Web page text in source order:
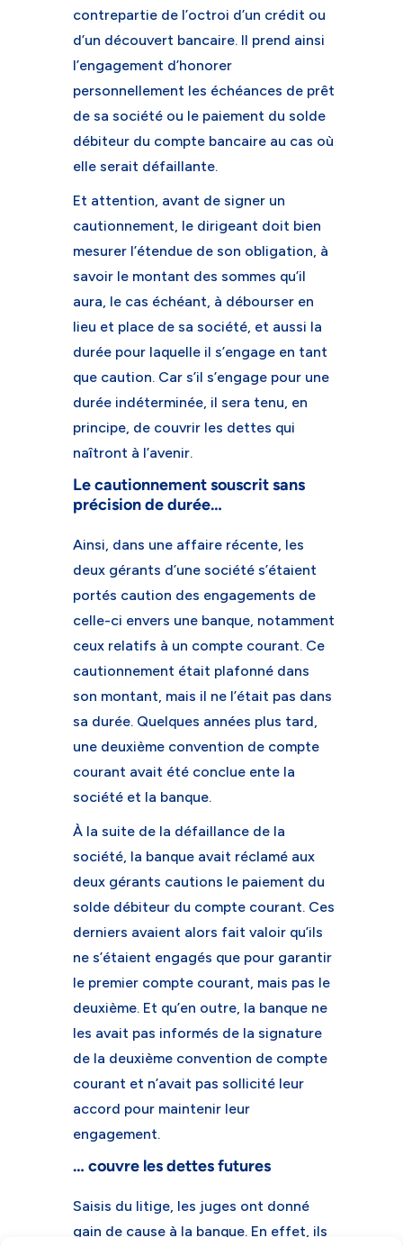
contrepartie de l’octroi d’un crédit ou
d’un découvert bancaire. Il prend ainsi
l’engagement d’honorer
personnellement les échéances de prêt
de sa société ou le paiement du solde
débiteur du compte bancaire au cas où
elle serait défaillante.
Et attention, avant de signer un
cautionnement, le dirigeant doit bien
mesurer l’étendue de son obligation, à
savoir le montant des sommes qu’il
aura, le cas échéant, à débourser en
lieu et place de sa société, et aussi la
durée pour laquelle il s’engage en tant
que caution. Car s’il s’engage pour une
durée indéterminée, il sera tenu, en
principe, de couvrir les dettes qui
naîtront à l’avenir.
Le cautionnement souscrit sans
précision de durée…
Ainsi, dans une affaire récente, les
deux gérants d’une société s’étaient
portés caution des engagements de
celle-ci envers une banque, notamment
ceux relatifs à un compte courant. Ce
cautionnement était plafonné dans
son montant, mais il ne l’était pas dans
sa durée. Quelques années plus tard,
une deuxième convention de compte
courant avait été conclue ente la
société et la banque.
À la suite de la défaillance de la
société, la banque avait réclamé aux
deux gérants cautions le paiement du
solde débiteur du compte courant. Ces
derniers avaient alors fait valoir qu’ils
ne s’étaient engagés que pour garantir
le premier compte courant, mais pas le
deuxième. Et qu’en outre, la banque ne
les avait pas informés de la signature
de la deuxième convention de compte
courant et n’avait pas sollicité leur
accord pour maintenir leur
engagement.
… couvre les dettes futures
Saisis du litige, les juges ont donné
gain de cause à la banque. En effet, ils